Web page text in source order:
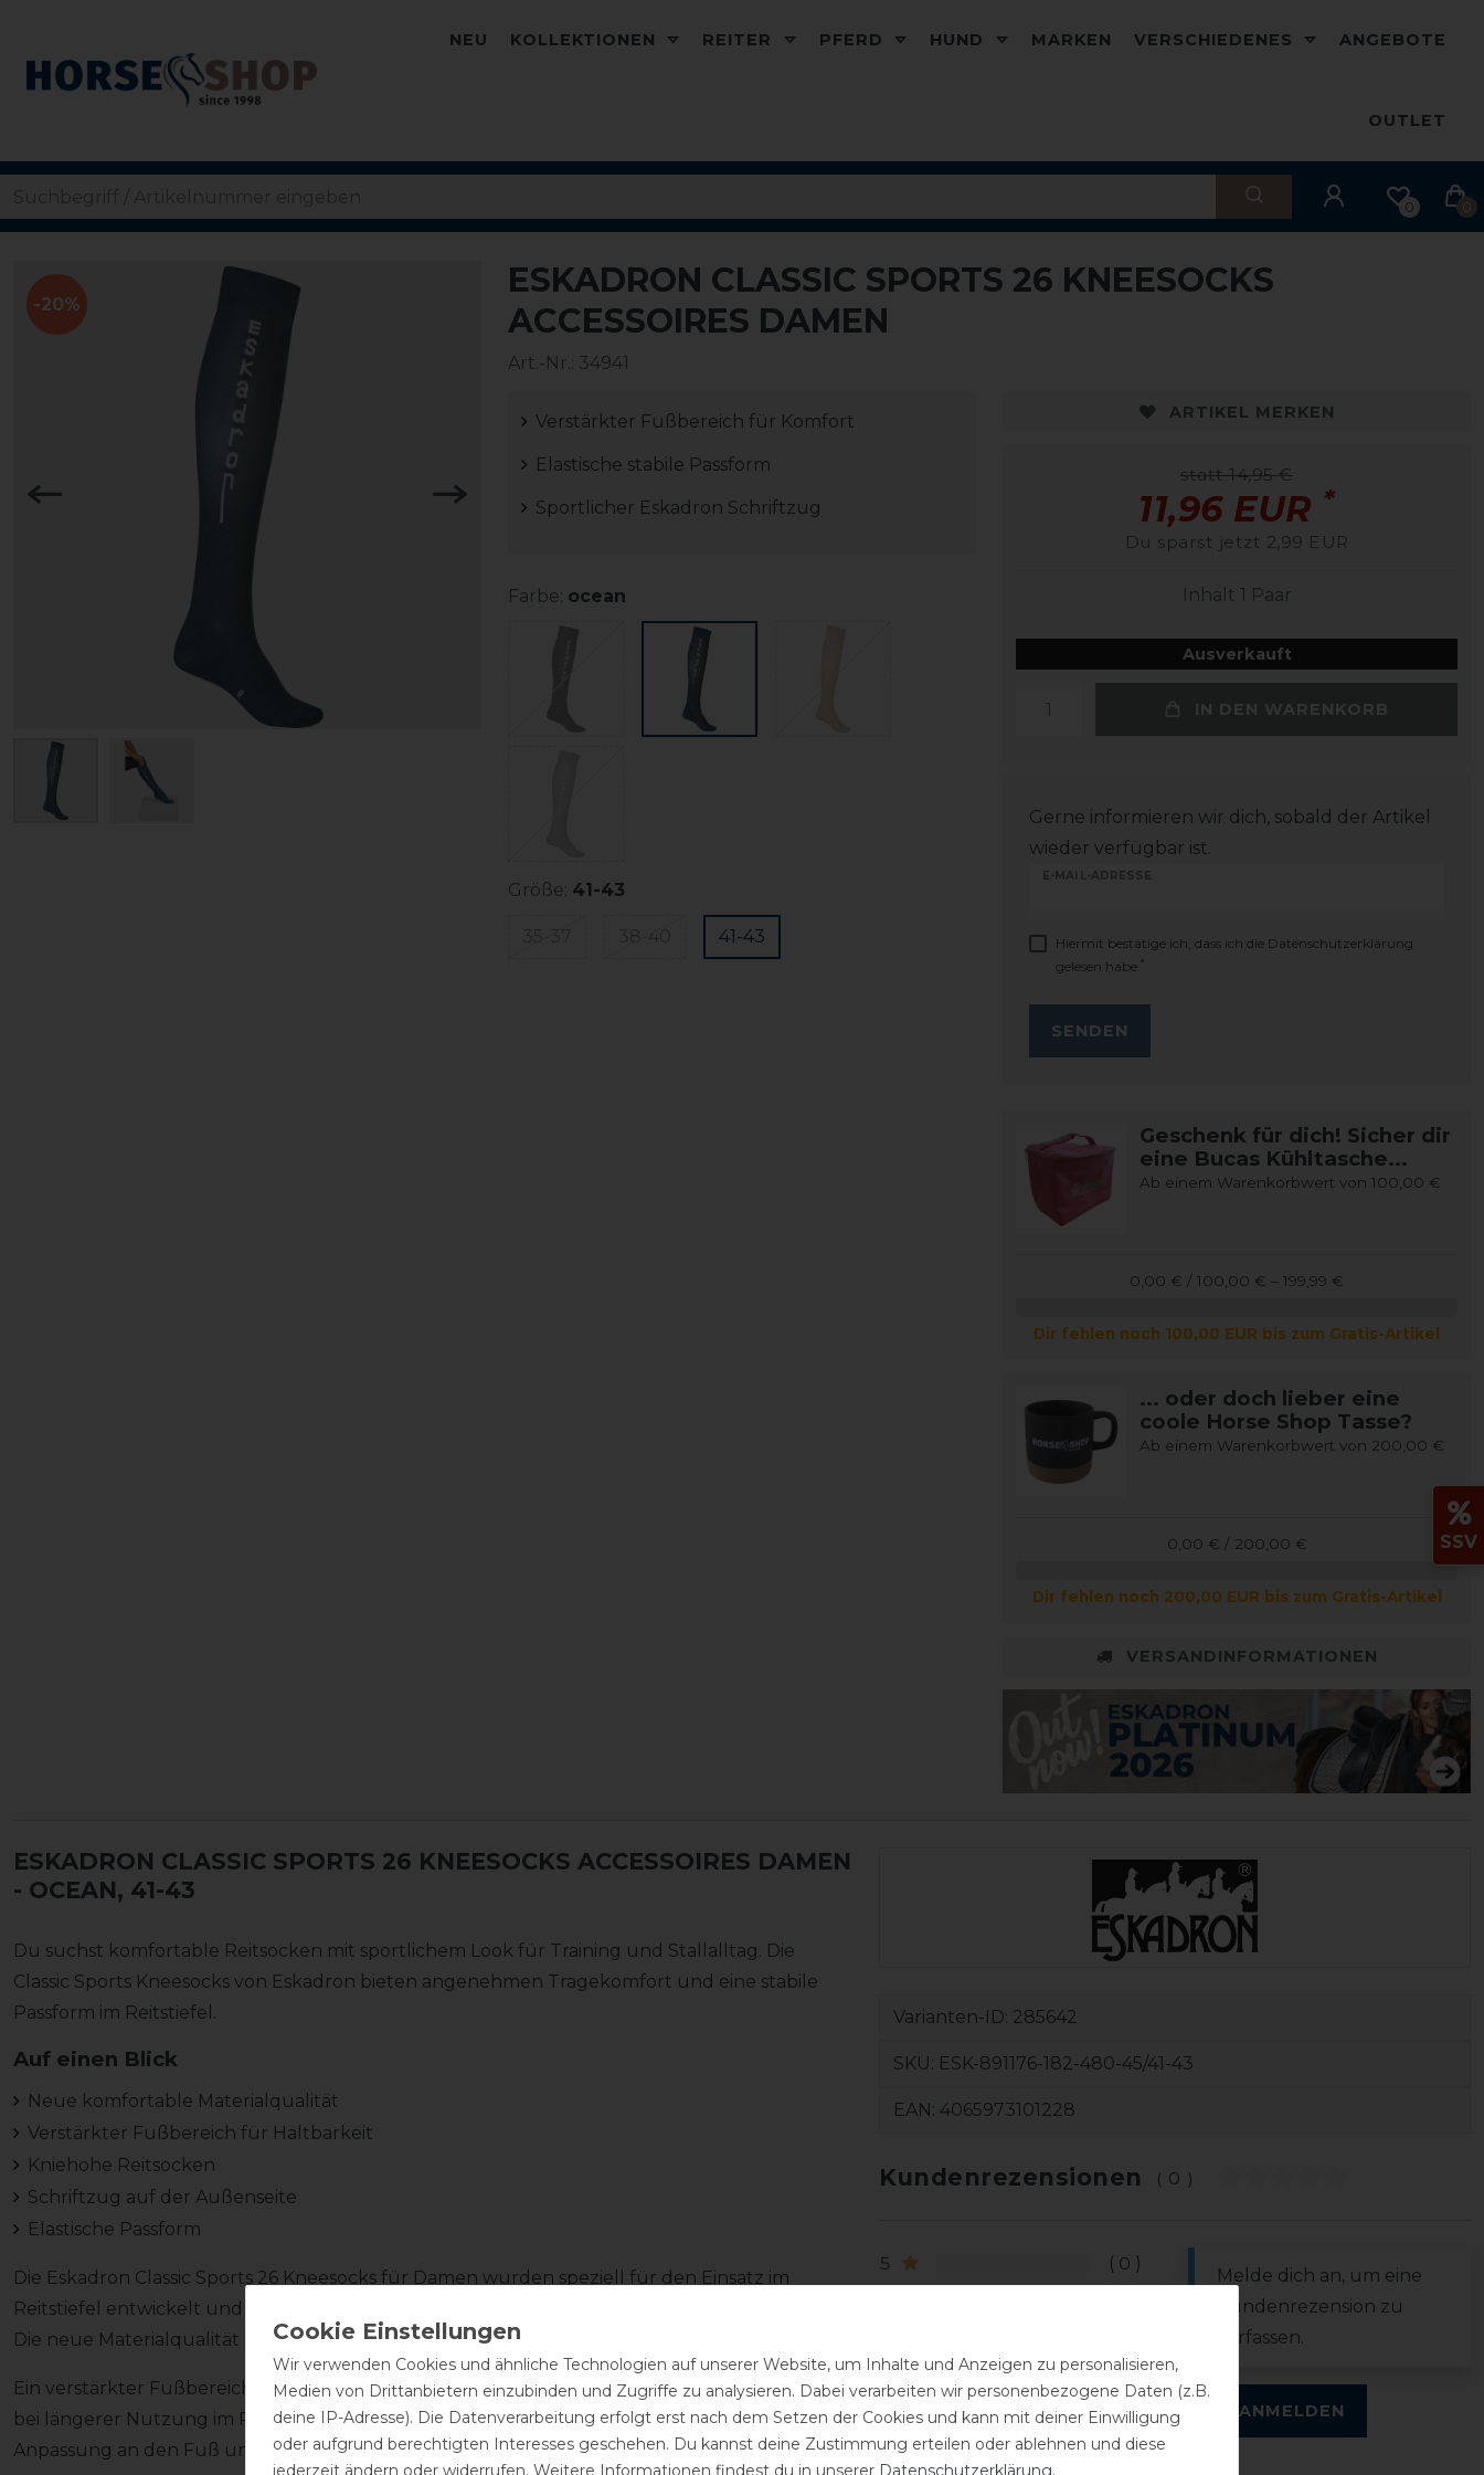
NEU KOLLEKTIONEN REITER PFERD HUND MARKEN VERSCHIEDENES ANGEBOTE
OUTLET
0 0
-20% -20%
ESKADRON CLASSIC SPORTS 26 KNEESOCKS
ACCESSOIRES DAMEN
Art.-Nr.: 34941
Verstärkter Fußbereich für Komfort
Elastische stabile Passform
Sportlicher Eskadron Schriftzug
Farbe: ocean
Größe: 41-43
41-43
ARTIKEL MERKEN
statt 14,95 €
11,96 EUR *
Du sparst jetzt 2,99 EUR
Inhalt 1 Paar
Ausverkauft
IN DEN WARENKORB
Gerne informieren wir dich, sobald der Artikel
wieder verfügbar ist.
E-MAIL-ADRESSE
Hiermit bestätige ich, dass ich die Daten­schutz­erklärung
gelesen habe. *
SENDEN
Geschenk für dich! Sicher dir
eine Bucas Kühltasche...
Ab einem Warenkorbwert von 100,00 €
0,00 € / 100,00 € – 199,99 €
Dir fehlen noch 100,00 EUR bis zum Gratis-Artikel
... oder doch lieber eine
coole Horse Shop Tasse?
Ab einem Warenkorbwert von 200,00 €
0,00 € / 200,00 €
Dir fehlen noch 200,00 EUR bis zum Gratis-Artikel
VERSANDINFORMATIONEN
ESKADRON CLASSIC SPORTS 26 KNEESOCKS ACCESSOIRES DAMEN
- OCEAN, 41-43
Du suchst komfortable Reitsocken mit sportlichem Look für Training und Stallalltag. Die
Classic Sports Kneesocks von Eskadron bieten angenehmen Tragekomfort und eine stabile
Passform im Reitstiefel.
Auf einen Blick
Neue komfortable Materialqualität
Verstärkter Fußbereich für Haltbarkeit
Kniehohe Reitsocken
Schriftzug auf der Außenseite
Elastische Passform
Die Eskadron Classic Sports 26 Kneesocks für Damen wurden speziell für den Einsatz im
Reitstiefel entwickelt und bieten eine angenehme Kombination aus Komfort und Funktion.
Die neue Materialqualität sorgt für eine flexible Passform und ein angenehmes Tragegefühl.
Ein verstärkter Fußbereich unterstützt die Haltbarkeit der Socken und erhöht den Komfort
bei längerer Nutzung im Reitstiefel. Gleichzeitig sorgt das elastische Material für eine gute
Anpassung an den Fuß und verhindert ein Verrutschen.
Varianten-ID: 285642
SKU: ESK-891176-182-480-45/41-43
EAN: 4065973101228
Kundenrezensionen (0)
5
0
2
0
1
0
Melde dich an, um eine
Kundenrezension zu
verfassen.
ANMELDEN
SSV
Wir verwenden Cookies und ähnliche Technologien auf unserer Website, um Inhalte und Anzeigen zu personalisieren,
Medien von Drittanbietern einzubinden und Zugriffe zu analysieren. Dabei verarbeiten wir personenbezogene Daten (z.B.
deine IP-Adresse). Die Datenverarbeitung erfolgt erst nach dem Setzen der Cookies und kann mit deiner Einwilligung
oder aufgrund berechtigten Interesses geschehen. Du kannst deine Zustimmung erteilen oder ablehnen und diese
jederzeit ändern oder widerrufen. Weitere Informationen findest du in unserer Daten­schutz­erklärung.